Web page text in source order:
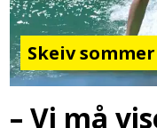
Skeiv sommer
– Vi må